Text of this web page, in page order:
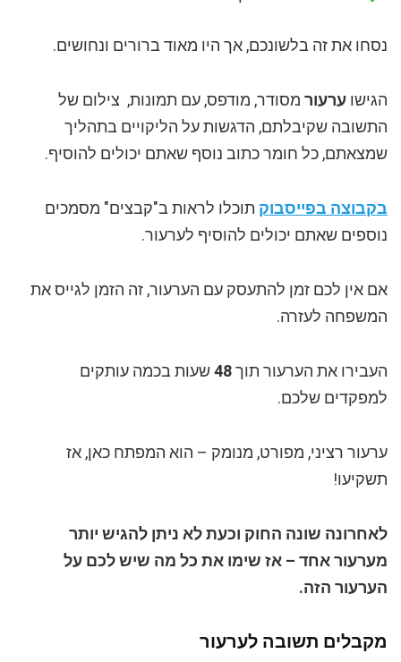
נסחו את זה בלשונכם, אך היו מאוד ברורים ונחושים.
הגישו ערעור מסודר, מודפס, עם תמונות, צילום של
התשובה שקיבלתם, הדגשות על הליקויים בתהליך
שמצאתם, כל חומר כתוב נוסף שאתם יכולים להוסיף.
בקבוצה בפייסבוק תוכלו לראות ב"קבצים" מסמכים
נוספים שאתם יכולים להוסיף לערעור.
אם אין לכם זמן להתעסק עם הערעור, זה הזמן לגייס את
המשפחה לעזרה.
העבירו את הערעור תוך48שעות בכמה עותקים
למפקדים שלכם.
ערעור רציני, מפורט, מנומק – הוא המפתח כאן, אז
תשקיעו!
לאחרונה שונה החוק וכעת לא ניתן להגיש יותר
מערעור אחד – אז שימו את כל מה שיש לכם על
הערעור הזה.
מקבלים תשובה לערעור